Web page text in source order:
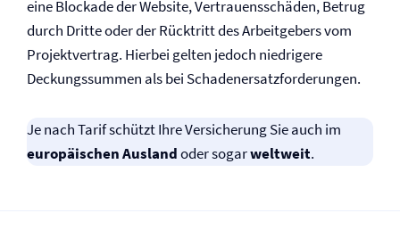
eine Blockade der Website, Vertrauensschäden, Betrug
durch Dritte oder der Rücktritt des Arbeitgebers vom
Projektvertrag. Hierbei gelten jedoch niedrigere
Deckungssummen als bei Schadenersatz­forderungen.
Je nach Tarif schützt Ihre Versicherung Sie auch im
europäischen Auslandoder sogarweltweit.